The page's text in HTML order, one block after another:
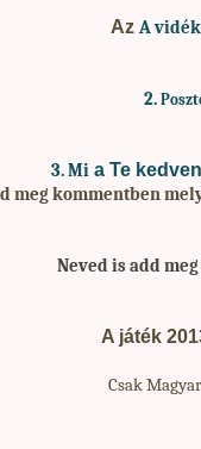
Az A
2.
3. Mi a Te
meg kommentben
Neved is add meg
A játék
Csak